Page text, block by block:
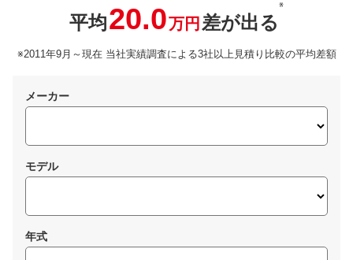
平均20.0万円 差が出る
※
※2011年9月～現在 当社実績調査による3社以上見積り比較の平均差額
メーカー
モデル
年式